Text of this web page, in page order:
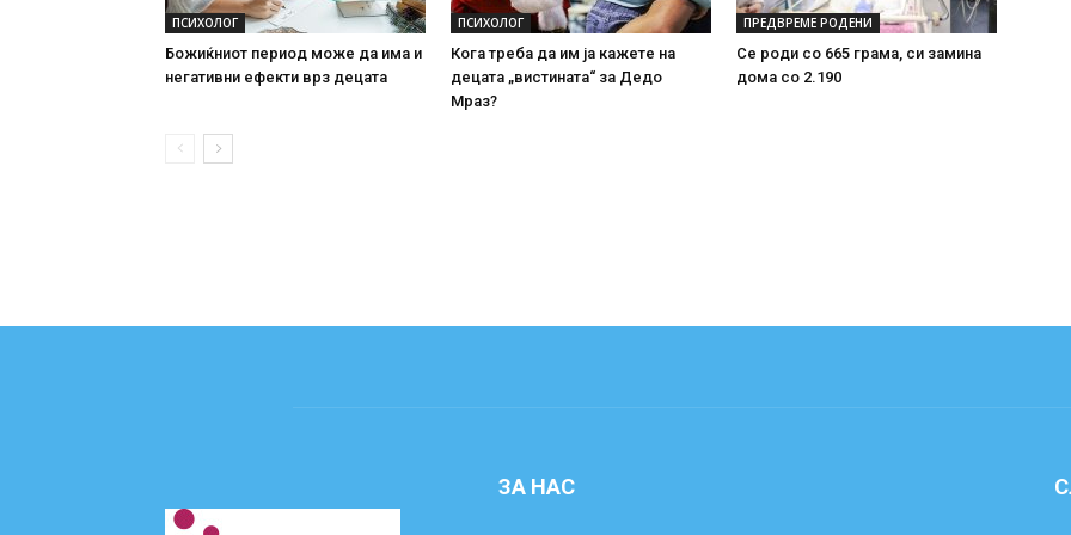
ПСИХОЛОГ
Божиќниот период може да има и
негативни ефекти врз децата
ПСИХОЛОГ
Кога треба да им ја кажете на
децата „вистината“ за Дедо
Мраз?
ПРЕДВРЕМЕ РОДЕНИ
Се роди со 665 грама, си замина
дома со 2.190
ЗА НАС